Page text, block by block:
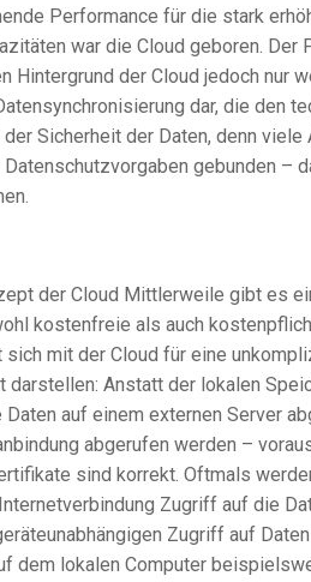
Performance für die stark
war die Cloud geboren.
Hintergrund der Cloud jedoch nur
dar, die den
Sicherheit der Daten, denn
gebunden –
der Cloud Mittlerweile gibt es
kostenfreie als auch
mit der Cloud für eine
Anstatt der lokalen
auf einem externen Server
abgerufen werden –
sind korrekt. Oftmals
Zugriff auf die
Zugriff auf
dem lokalen Computer